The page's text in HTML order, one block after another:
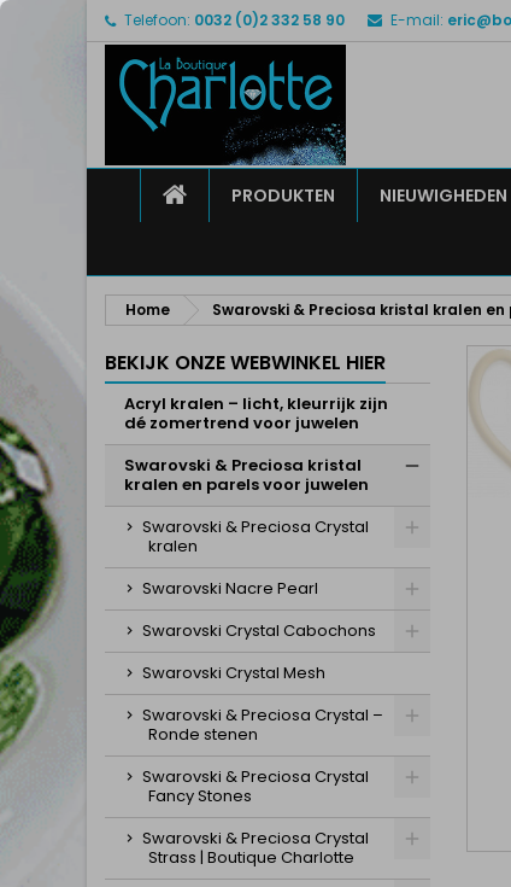
Telefoon: 0032 (0)2 332 58 90 E-mail:
HOMEPRODUKTEN NIEUWIGHEDEN
Home Swarovski & Preciosa kristal kralen
BEKIJK ONZE WEBWINKEL HIER
Acryl kralen – licht, kleurrijk zijn
dé zomertrend voor juwelen
Swarovski & Preciosa kristal
kralen en parels voor juwelen
Swarovski & Preciosa Crystal
kralen
Swarovski Nacre Pearl
Swarovski Crystal Cabochons
Swarovski Crystal Mesh
Swarovski & Preciosa Crystal –
Ronde stenen
Swarovski & Preciosa Crystal
Fancy Stones
Swarovski & Preciosa Crystal
Strass | Boutique Charlotte